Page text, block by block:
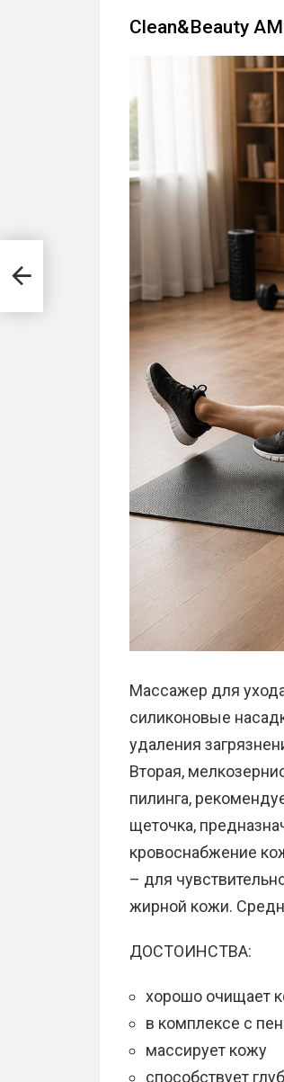
Clean&Beauty
Массажер для
силиконовые
удаления
Вторая,
пилинга,
щеточка,
кровоснабжение
– для
жирной кожи.
ДОСТОИНСТВА:
хорошо очищает
в комплексе с
массирует кожу
способствует